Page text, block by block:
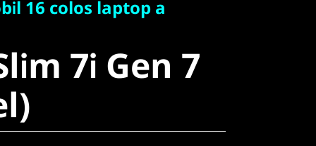
16 colos laptop a
7i Gen 7